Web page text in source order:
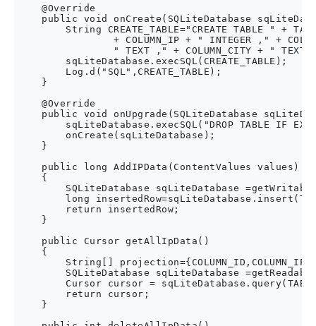
    @Override
public void onCreate(SQLiteDatabase
String CREATE_TABLE="CREATE TABLE " +
+ COLUMN_IP + " INTEGER ," +
" TEXT ," + COLUMN_CITY + " TEXT
        sqLiteDatabase.execSQL(CREATE_TABLE);
        Log.d("SQL",CREATE_TABLE);
    }
    @Override
public void onUpgrade(SQLiteDatabase
sqLiteDatabase.execSQL("DROP TABLE IF
        onCreate(sqLiteDatabase);
    }
    public long AddIPData(ContentValues values)
    {
SQLiteDatabase sqLiteDatabase
long
        return insertedRow;
    }
    public Cursor getAllIpData()
    {
String[]
SQLiteDatabase sqLiteDatabase
Cursor cursor =
        return cursor;
    }